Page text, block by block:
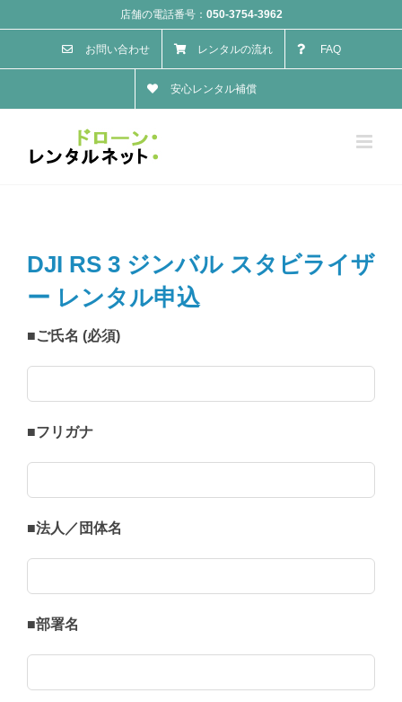
店舗の電話番号： 050-3754-3962
お問い合わせ レンタルの流れ FAQ
安心レンタル補償
DJI RS 3 ジンバル スタビライザ
ー レンタル申込
■ご氏名 (必須)
■フリガナ
■法人／団体名
■部署名